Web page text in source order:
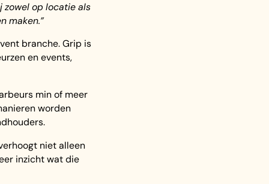
zowel op locatie als
maken.”
branche. Grip is
en events,
min of meer
worden
niet alleen
inzicht wat die